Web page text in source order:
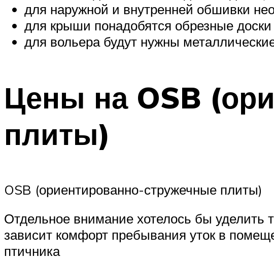
для наружной и внутренней обшивки
для крыши понадобятся обрезные
для вольера будут нужны
Цены на OSB
плиты)
OSB (ориентированно-стружечные плиты)
Отдельное внимание хотелось бы уделить
зависит комфорт пребывания уток в
птичника